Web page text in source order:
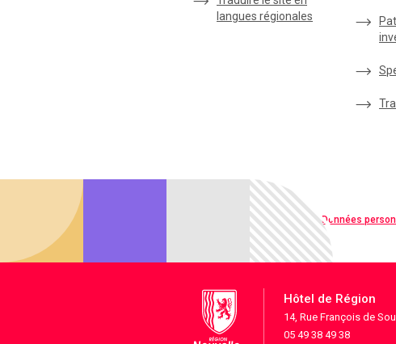
langues régionales
Qualité web Données
Hôtel de Région
14, Rue François de
05 49 38 49 38